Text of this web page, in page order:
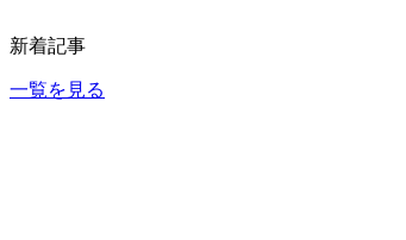
新着記事
一覧を見る